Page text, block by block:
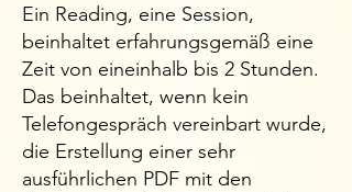
Ein Reading, eine Session,
beinhaltet erfahrungsgemäß eine
Zeit von eineinhalb bis 2 Stunden.
Das beinhaltet, wenn kein
Telefongespräch vereinbart wurde,
die Erstellung einer sehr
ausführlichen PDF mit den